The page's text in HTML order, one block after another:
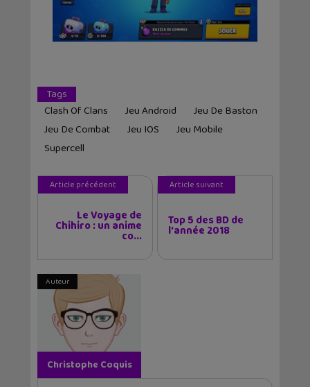
Tags
Clash Of Clans
Jeu Android
Jeu De Baston
Jeu De Combat
Jeu IOS
Jeu Mobile
Supercell
Article précédent
Le Voyage de
Chihiro : un anime
co...
Article suivant
Top 5 des BD de
l'année 2018
Auteur
Christophe Coquis